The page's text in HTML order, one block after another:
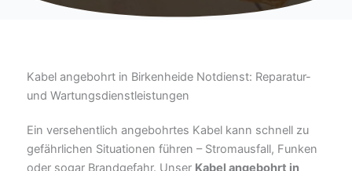
Kabel angebohrt in Birkenheide Notdienst: Reparatur-
und Wartungsdienstleistungen
Ein versehentlich angebohrtes Kabel kann schnell zu
gefährlichen Situationen führen – Stromausfall, Funken
oder sogar Brandgefahr. Unser Kabel angebohrt in